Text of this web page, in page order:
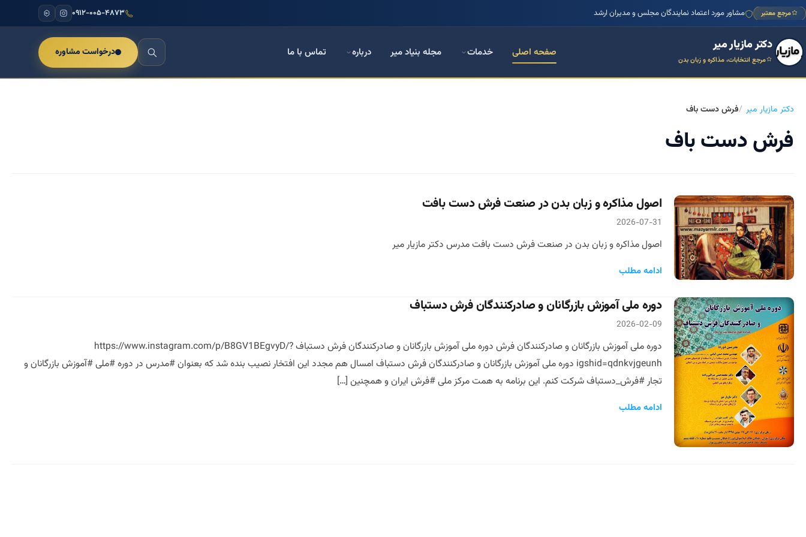
مرجع معتبر مشاور مورد اعتماد نمایندگان مجلس و مدیران ارشد ۰۹۱۲-۰۰۵-۴۸۷۳
دکتر مازیار میر
مرجع انتخابات، مذاکره و زبان بدن
صفحه اصلی خدمات مجله بنیاد میر درباره تماس با ما درخواست مشاوره
دکتر مازیار میر فرش دست باف
فرش دست باف
اصول مذاکره و زبان بدن در صنعت فرش دست بافت
2026-07-31
اصول مذاکره و زبان بدن در صنعت فرش دست بافت مدرس دکتر مازیار میر
ادامه مطلب
دوره ملی آموزش بازرگانان و صادرکنندگان فرش دستباف
2026-02-09
دوره ملی آموزش بازرگانان و صادرکنندگان فرش دوره ملی آموزش بازرگانان و صادرکنندگان فرش دستباف https://www.instagram.com/p/B8GV1BEgvyD/?
igshid=qdnkvjgeunh دوره ملی آموزش بازرگانان و صادرکنندگان فرش دستباف امسال هم مجدد این افتخار نصیب بنده شد که بعنوان #مدرس در دوره #ملی #آموزش بازرگانان و
تجار #فرش_دستباف شرکت کنم. این برنامه به همت مرکز ملی #فرش ایران و همچنین […]
ادامه مطلب